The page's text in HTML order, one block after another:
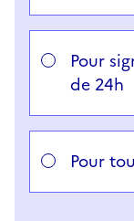
Pour
de 24h
Pour